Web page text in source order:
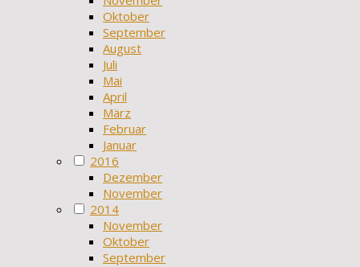
Oktober
September
August
Juli
Mai
April
März
Februar
Januar
2016
Dezember
November
2014
November
Oktober
September